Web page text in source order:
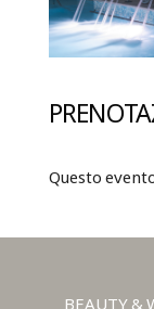
Questo